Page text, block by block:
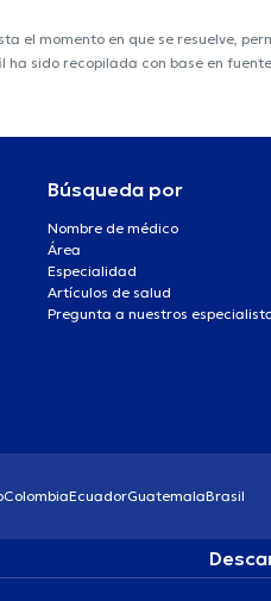
el momento en que se resuelve,
sido recopilada con base en
Búsqueda por
Nombre de médico
Área
Especialidad
Artículos de salud
Pregunta a nuestros
ColombiaEcuadorGuatemalaBrasil